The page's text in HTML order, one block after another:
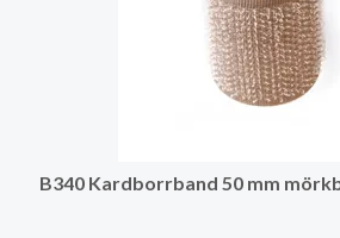
B340 Kardborrband 50 mm